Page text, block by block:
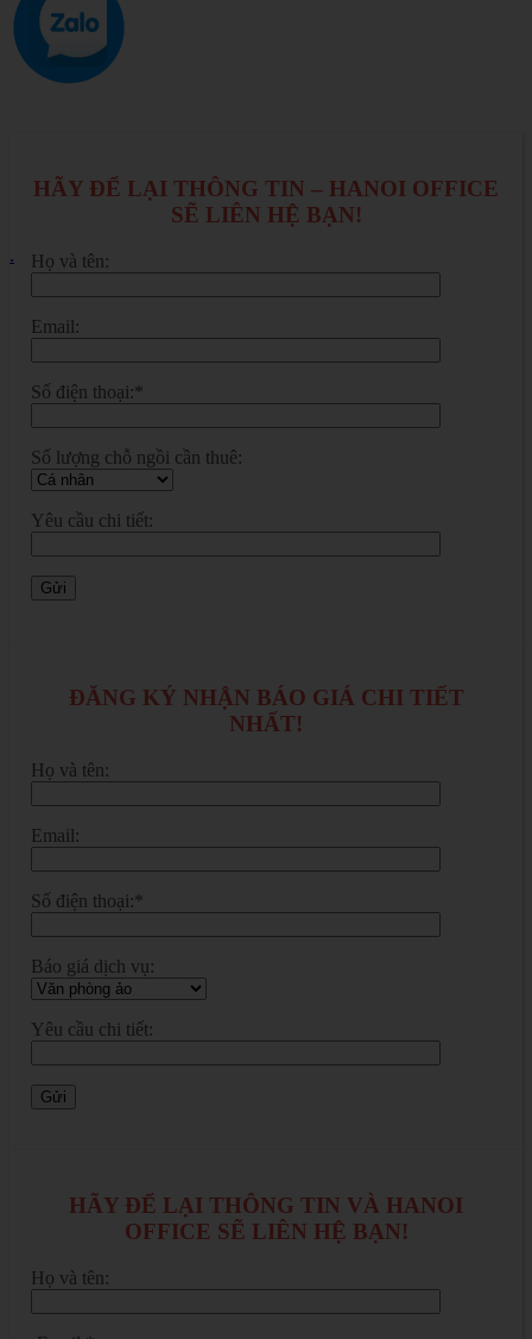
.
HÃY ĐỂ LẠI THÔNG TIN – HANOI OFFICE
SẼ LIÊN HỆ BẠN!
Họ và tên:
Email:
Số điện thoại:*
Số lượng chỗ ngồi cần thuê:
Yêu cầu chi tiết:
ĐĂNG KÝ NHẬN BÁO GIÁ CHI TIẾT
NHẤT!
Họ và tên:
Email:
Số điện thoại:*
Báo giá dịch vụ:
Yêu cầu chi tiết:
HÃY ĐỂ LẠI THÔNG TIN VÀ HANOI
OFFICE SẼ LIÊN HỆ BẠN!
Họ và tên: